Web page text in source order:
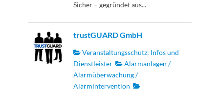
Sicher – gegründet aus...
trustGUARD GmbH
Veranstaltungsschutz: Infos und
Dienstleister
Alarmanlagen /
Alarmüberwachung /
Alarmintervention